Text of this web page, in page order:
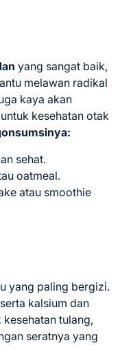
yang sangat baik,
melawan radikal
kaya akan
kesehatan otak
sehat.
oatmeal.
atau smoothie
yang paling bergizi.
kalsium dan
tulang,
seratnya yang